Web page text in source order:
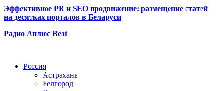
Эффективное PR и SEO продвижение: размещение статей
на десятках порталов в Беларуси
Радио Аплюс Beat
Россия
Астрахань
Белгород